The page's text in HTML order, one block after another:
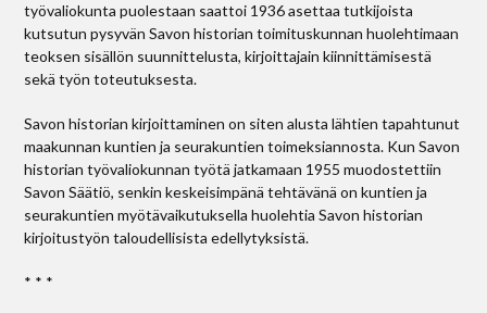
työvaliokunta puolestaan saattoi 1936 asettaa tutkijoista
kutsutun pysyvän Savon historian toimituskunnan huolehtimaan
teoksen sisällön suunnittelusta, kirjoittajain kiinnittämisestä
sekä työn toteutuksesta.
Savon historian kirjoittaminen on siten alusta lähtien tapahtunut
maakunnan kuntien ja seurakuntien toimeksiannosta. Kun Savon
historian työvaliokunnan työtä jatkamaan 1955 muodostettiin
Savon Säätiö, senkin keskeisimpänä tehtävänä on kuntien ja
seurakuntien myötävaikutuksella huolehtia Savon historian
kirjoitustyön taloudellisista edellytyksistä.
* * *